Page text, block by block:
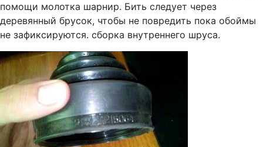
помощи молотка шарнир. Бить следует через
деревянный брусок, чтобы не повредить пока обоймы
не зафиксируются. сборка внутреннего шруса.